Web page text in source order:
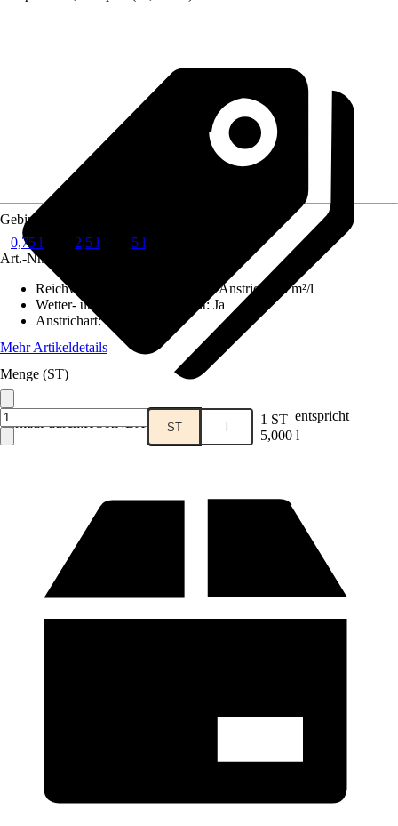
Verkauf durch:HORNBACH
Gebindegröße
0,75 l
2,5 l
5 l
Art.-Nr.
Reichweite (ca.) bei einmaligem Anstrich
13 m²/l
Wetter- und UV-Beständigkeit: Ja
Anstrichart:Deckend
Mehr Artikeldetails
Menge (ST)
ST l 1 ST entspricht
5,000 l